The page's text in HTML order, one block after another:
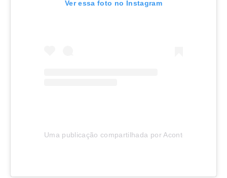
Ver essa foto no Instagram
Uma publicação compartilhada por Aconteceu em